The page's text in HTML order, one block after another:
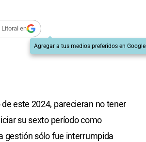
Litoral en
Agregar a tus medios preferidos en Google
este 2024, parecieran no tener
su sexto período como
gestión sólo fue interrumpida